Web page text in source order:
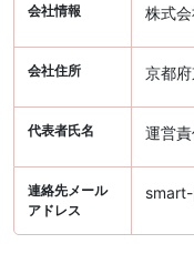
会社情報 株式
会社住所 京都
代表者氏名 運営
連絡先メール
アドレス